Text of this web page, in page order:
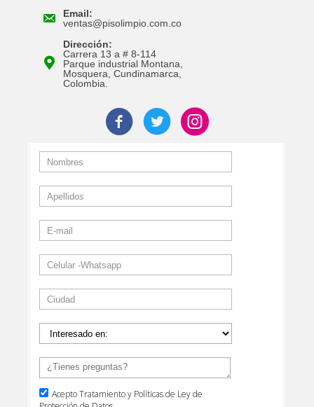
Email:
ventas@pisolimpio.com.co
Dirección:
Carrera 13 a # 8-114
Parque industrial Montana,
Mosquera, Cundinamarca,
Colombia.